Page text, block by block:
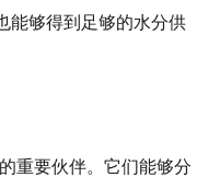
能够得到足够的水分供
重要伙伴。它们能够分